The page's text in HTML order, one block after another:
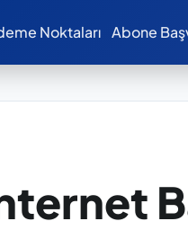
Noktaları Abone